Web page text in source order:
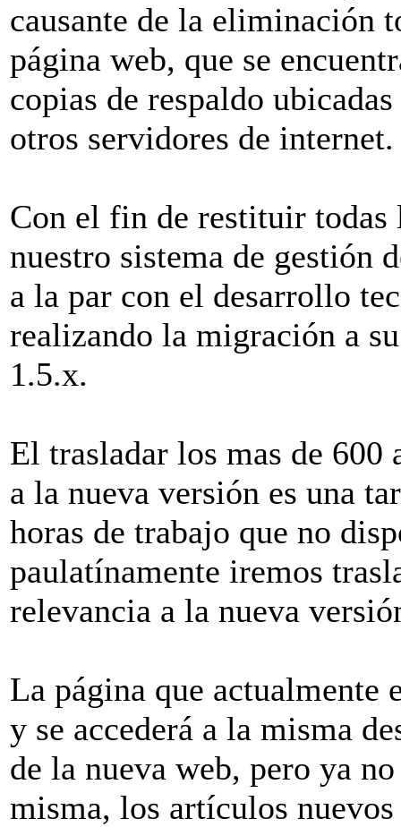
causante de la eliminación
página web, que se
copias de respaldo
otros servidores de internet.
Con el fin de restituir todas
nuestro sistema de gestión
a la par con el desarrollo
realizando la migración a
1.5.x.
El trasladar los mas de
a la nueva versión es una
horas de trabajo que no
paulatínamente iremos
relevancia a la nueva
La página que actualmente
y se accederá a la misma
de la nueva web, pero ya
misma, los artículos